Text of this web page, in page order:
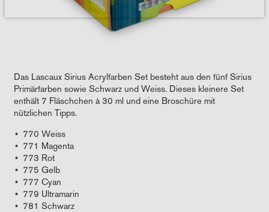
Das Lascaux Sirius Acrylfarben Set besteht aus den fünf Sirius
Primärfarben sowie Schwarz und Weiss. Dieses kleinere Set
enthält 7 Fläschchen à 30 ml und eine Broschüre mit
nützlichen Tipps.
770 Weiss
771 Magenta
773 Rot
775 Gelb
777 Cyan
779 Ultramarin
781 Schwarz